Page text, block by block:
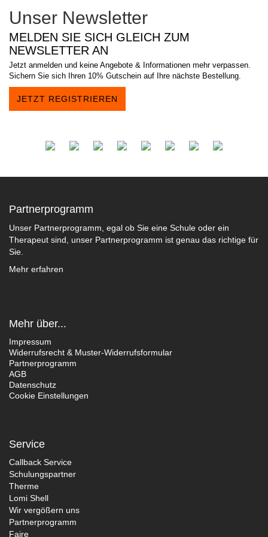
Unser Newsletter
MELDEN SIE SICH GLEICH ZUM
NEWSLETTER AN
Jetzt anmelden und keine Angebote & Informationen mehr verpassen.
Sichern Sie sich Ihren 10% Gutschein auf Ihre nächste Bestellung.
JETZT REGISTRIEREN
Partnerprogramm
Unser Partnerprogramm, egal ob Sie eine Schule oder ein
Therapeut sind, unser Partnerprogramm ist genau das richtige für
Sie.
Mehr erfahren
Mehr über...
Impressum
Widerrufsrecht & Muster-Widerrufsformular
Partnerprogramm
AGB
Datenschutz
Cookie Einstellungen
Service
Callback Service
Schulungspartner
Therme
Lomi Shell
Wir vergößern uns
Partnerprogramm
Faire